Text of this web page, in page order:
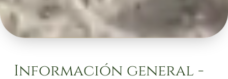
Información general -